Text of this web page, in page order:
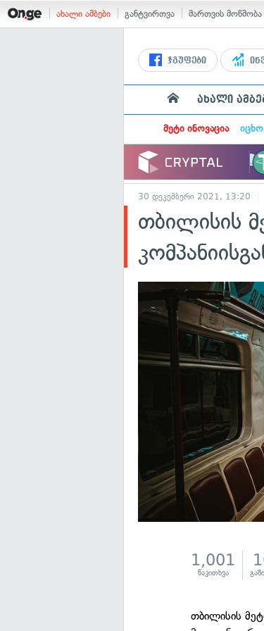
ახალი ამბები განტვირთვა მართვის მოწმობა
ჯგუფები
ახალი
მეტი ინოვაცია
30 დეკემბერი 2021, 13:20
თბილისის
1,001
წაკითხვა
თბილისის